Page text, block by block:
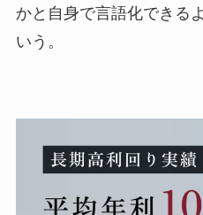
かと自身で言語化できる
いう。